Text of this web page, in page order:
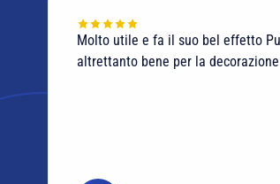
Molto utile e fa il suo bel effetto
altrettanto bene per la decorazione